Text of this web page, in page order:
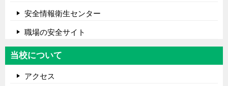
安全情報衛生センター
職場の安全サイト
当校について
アクセス